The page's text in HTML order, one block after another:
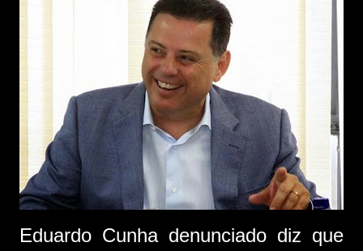
Eduardo Cunha denunciado diz que